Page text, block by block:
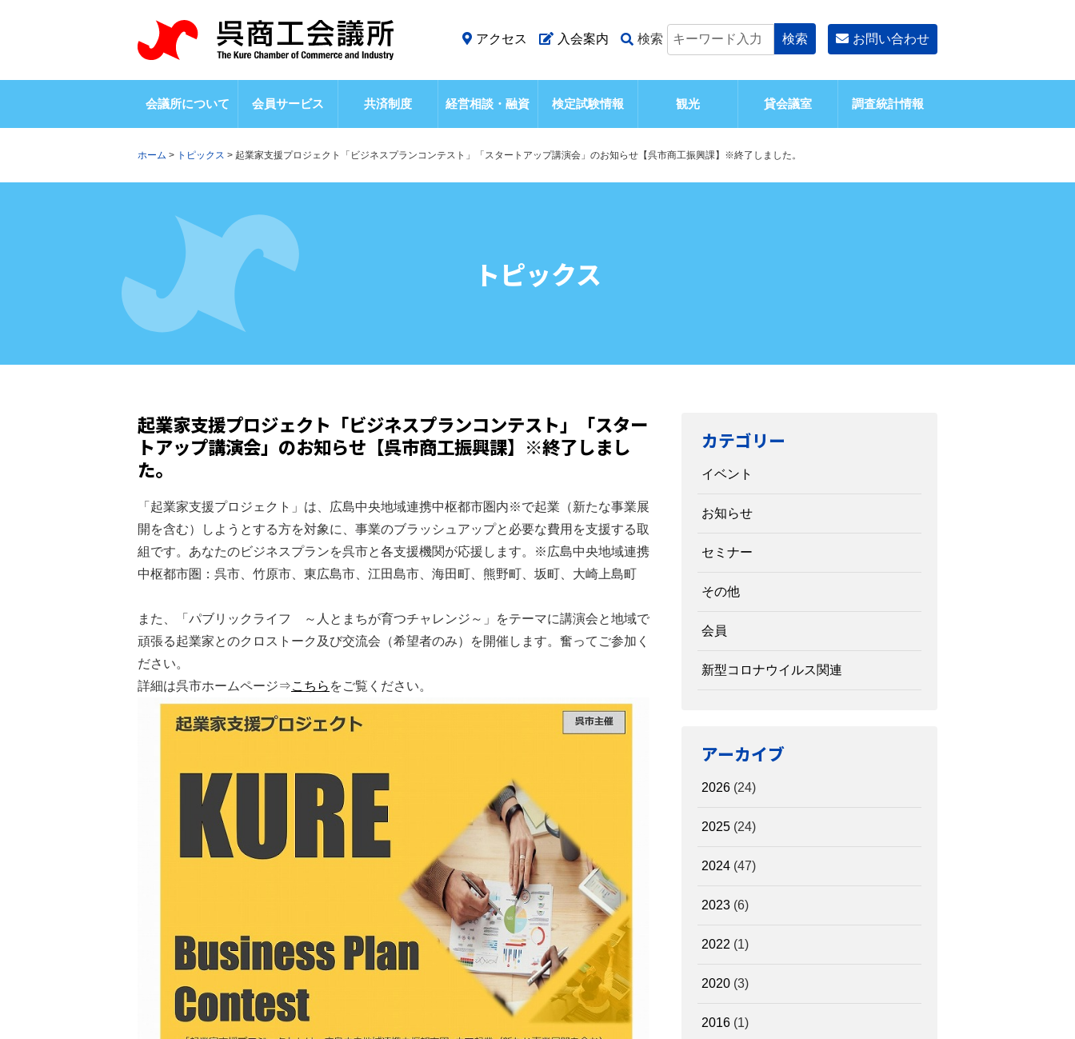
アクセス 入会案内 検索 お問い合わせ
会議所について 会員サービス 共済制度 経営相談・融資 検定試験情報 観光 貸会議室 調査統計情報
ホーム > トピックス > 起業家支援プロジェクト「ビジネスプランコンテスト」「スタートアップ講演会」のお知らせ【呉市商工振興課】※終了しました。
トピックス
起業家支援プロジェクト「ビジネスプランコンテスト」「スター
トアップ講演会」のお知らせ【呉市商工振興課】※終了しまし
た。
「起業家支援プロジェクト」は、広島中央地域連携中枢都市圏内※で起業（新たな事業展
開を含む）しようとする方を対象に、事業のブラッシュアップと必要な費用を支援する取
組です。あなたのビジネスプランを呉市と各支援機関が応援します。※広島中央地域連携
中枢都市圏：呉市、竹原市、東広島市、江田島市、海田町、熊野町、坂町、大崎上島町
また、「パブリックライフ ～人とまちが育つチャレンジ～」をテーマに講演会と地域で
頑張る起業家とのクロストーク及び交流会（希望者のみ）を開催します。奮ってご参加く
ださい。
詳細は呉市ホームページ⇒こちら をご覧ください。
カテゴリー
イベント
お知らせ
セミナー
その他
会員
新型コロナウイルス関連
アーカイブ
2026 (24)
2025 (24)
2024 (47)
2023 (6)
2022 (1)
2020 (3)
2016 (1)